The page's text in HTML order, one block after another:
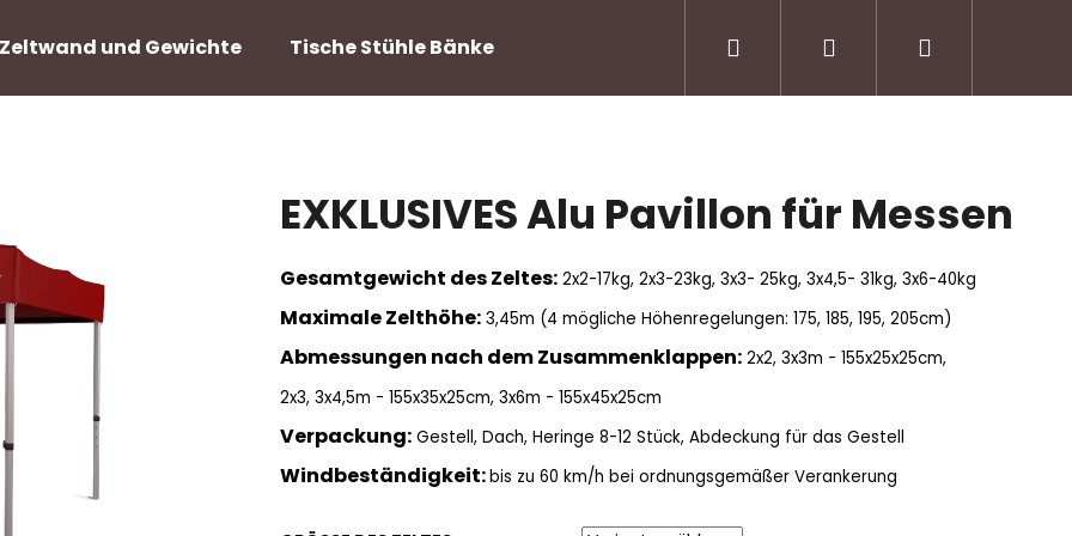
Zeltwand und Gewichte Tische Stühle Bänke Allgemeine Geschäftsbedingungen
Suchen
EXKLUSIVES Alu Pavillon für Messen
Gesamtgewicht des Zeltes: 2x2-17kg, 2x3-23kg, 3x3- 25kg, 3x4,5- 31kg, 3x6-40kg
Maximale Zelthöhe: 3,45m (4 mögliche Höhenregelungen: 175, 185, 195, 205cm)
Abmessungen nach dem Zusammenklappen: 2x2, 3x3m - 155x25x25cm,
2x3, 3x4,5m - 155x35x25cm, 3x6m - 155x45x25cm
Verpackung: Gestell, Dach, Heringe 8-12 Stück, Abdeckung für das Gestell
Windbeständigkeit:bis zu 60 km/h bei ordnungsgemäßer Verankerung
SUCHEN